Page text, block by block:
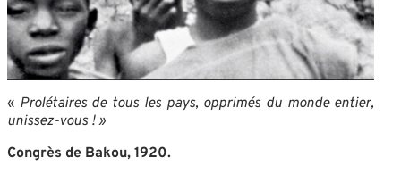
« Prolétaires de tous les pays, opprimés du monde entier,
unissez-vous ! »
Congrès de Bakou, 1920.